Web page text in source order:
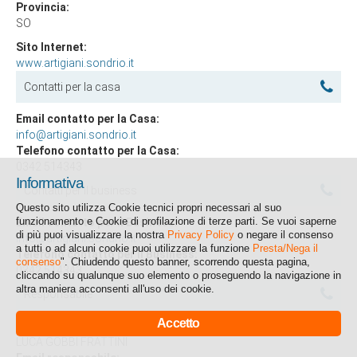
Provincia:
SO
Sito Internet:
www.artigiani.sondrio.it
Contatti per la casa
Email contatto per la Casa:
info@artigiani.sondrio.it
Telefono contatto per la Casa:
Contatti per il business
Email contatto per il Business:
info@artigiani.sondrio.it
Telefono contatto per il Business:
0342 514343
Responsabile
Informativa
Questo sito utilizza Cookie tecnici propri necessari al suo
funzionamento e Cookie di profilazione di terze parti. Se vuoi saperne
di più puoi visualizzare la nostra Privacy Policy o negare il consenso
a tutti o ad alcuni cookie puoi utilizzare la funzione Presta/Nega il
consenso". Chiudendo questo banner, scorrendo questa pagina,
cliccando su qualunque suo elemento o proseguendo la navigazione in
altra maniera acconsenti all'uso dei cookie.
Accetto